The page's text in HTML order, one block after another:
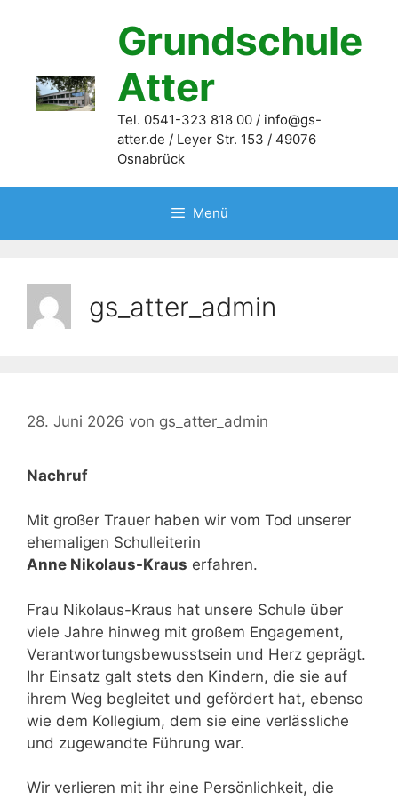
Grundschule
Atter
Tel. 0541-323 818 00 / info@gs-
atter.de / Leyer Str. 153 / 49076
Osnabrück
Menü
gs_atter_admin
28. Juni 2026 von gs_atter_admin
Nachruf
Mit großer Trauer haben wir vom Tod unserer
ehemaligen Schulleiterin
Anne Nikolaus-Kraus erfahren.
Frau Nikolaus-Kraus hat unsere Schule über
viele Jahre hinweg mit großem Engagement,
Verantwortungsbewusstsein und Herz geprägt.
Ihr Einsatz galt stets den Kindern, die sie auf
ihrem Weg begleitet und gefördert hat, ebenso
wie dem Kollegium, dem sie eine verlässliche
und zugewandte Führung war.
Wir verlieren mit ihr eine Persönlichkeit, die